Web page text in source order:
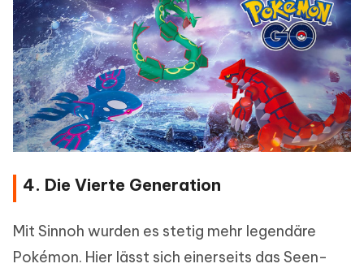
4. Die Vierte Generation
Mit Sinnoh wurden es stetig mehr legendäre
Pokémon. Hier lässt sich einerseits das Seen-